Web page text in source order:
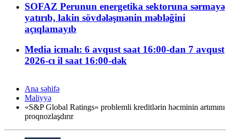
SOFAZ Perunun energetika sektoruna sərmayə
yatırıb, lakin sövdələşmənin məbləğini
açıqlamayıb
Media icmalı: 6 avqust saat 16:00-dan 7 avqust
2026-cı il saat 16:00-dək
Ana səhifə
Maliyyə
«S&P Global Ratings» problemli kreditlərin həcminin artımını
proqnozlaşdırır